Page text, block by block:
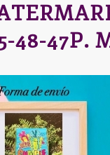
48-47P.